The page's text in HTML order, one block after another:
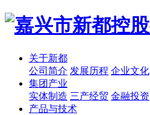
关于新都
公司简介 发展历程 企业文化
集团产业
实体制造 三产经贸 金融投资
产品与技术